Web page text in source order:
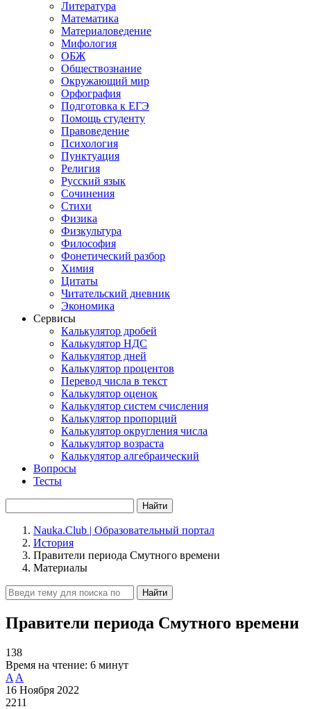
Литература
Математика
Материаловедение
Мифология
ОБЖ
Обществознание
Окружающий мир
Орфография
Подготовка к ЕГЭ
Помощь студенту
Правоведение
Психология
Пунктуация
Религия
Русский язык
Сочинения
Стихи
Физика
Физкультура
Философия
Фонетический разбор
Химия
Цитаты
Читательский дневник
Экономика
Сервисы
Калькулятор дробей
Калькулятор НДС
Калькулятор дней
Калькулятор процентов
Перевод числа в текст
Калькулятор оценок
Калькулятор систем счисления
Калькулятор пропорций
Калькулятор округления числа
Калькулятор возраста
Калькулятор алгебраический
Вопросы
Тесты
Найти
Nauka.Club | Образовательный портал
История
Правители периода Смутного времени
Материалы
Найти
Правители периода Смутного времени
138
Время на чтение: 6 минут
A A
16 Ноября 2022
2211